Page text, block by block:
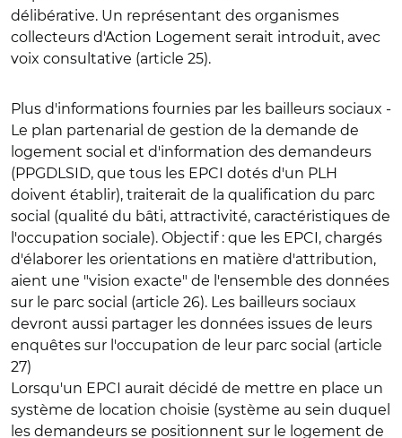
délibérative. Un représentant des organismes
collecteurs d'Action Logement serait introduit, avec
voix consultative (article 25).
Plus d'informations fournies par les bailleurs sociaux -
Le plan partenarial de gestion de la demande de
logement social et d'information des demandeurs
(PPGDLSID, que tous les EPCI dotés d'un PLH
doivent établir), traiterait de la qualification du parc
social (qualité du bâti, attractivité, caractéristiques de
l'occupation sociale). Objectif : que les EPCI, chargés
d'élaborer les orientations en matière d'attribution,
aient une "vision exacte" de l'ensemble des données
sur le parc social (article 26). Les bailleurs sociaux
devront aussi partager les données issues de leurs
enquêtes sur l'occupation de leur parc social (article
27)
Lorsqu'un EPCI aurait décidé de mettre en place un
système de location choisie (système au sein duquel
les demandeurs se positionnent sur le logement de